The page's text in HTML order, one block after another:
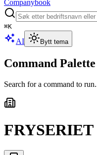
Companybook
⌘K
AI Bytt tema
Command Palette
Search for a command to
FRYSERIET